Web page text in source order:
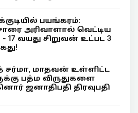
பயங்கரம்:
அரிவாளால் வெட்டிய
- 17 வயது சிறுவன் உட்பட 3
சர்மா, மாதவன் உள்ளிட்ட
பத்ம விருதுகளை
ஜனாதிபதி திரவுபதி